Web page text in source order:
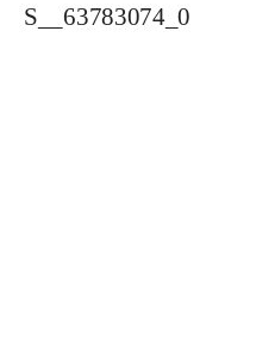
S__63783074_0